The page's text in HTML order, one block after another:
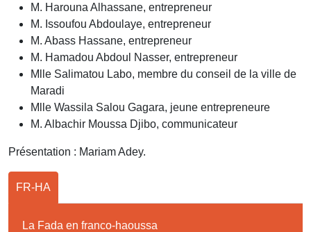
M. Harouna Alhassane, entrepreneur
M. Issoufou Abdoulaye, entrepreneur
M. Abass Hassane, entrepreneur
M. Hamadou Abdoul Nasser, entrepreneur
Mlle Salimatou Labo, membre du conseil de la ville de
Maradi
Mlle Wassila Salou Gagara, jeune entrepreneure
M. Albachir Moussa Djibo, communicateur
Présentation : Mariam Adey.
FR-HA
La Fada en franco-haoussa